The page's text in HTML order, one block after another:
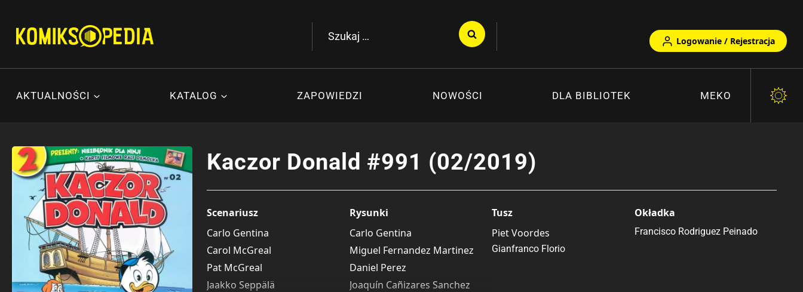
treści
Szukaj:
Logowanie / Rejestracja
AKTUALNOŚCI KATALOG ZAPOWIEDZI NOWOŚCI DLA BIBLIOTEK MEKO
Kaczor Donald #991 (02/2019)
Scenariusz
Carlo Gentina
Carol McGreal
Pat McGreal
Jaakko Seppälä
Rysunki
Carlo Gentina
Miguel Fernandez Martinez
Daniel Perez
Joaquín Cañizares Sanchez
Tusz
Piet Voordes
Gianfranco Florio
Okładka
Francisco Rodriguez Peinado